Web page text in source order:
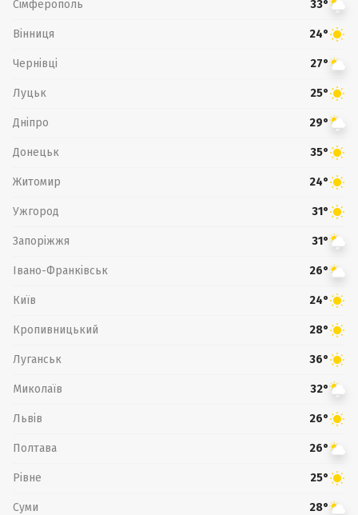
Сімферополь 33°
Вінниця 24°
Чернівці 27°
Луцьк 25°
Дніпро 29°
Донецьк 35°
Житомир 24°
Ужгород 31°
Запоріжжя 31°
Івано-Франківськ 26°
Київ 24°
Кропивницький 28°
Луганськ 36°
Миколаїв 32°
Львів 26°
Полтава 26°
Рівне 25°
Суми 28°